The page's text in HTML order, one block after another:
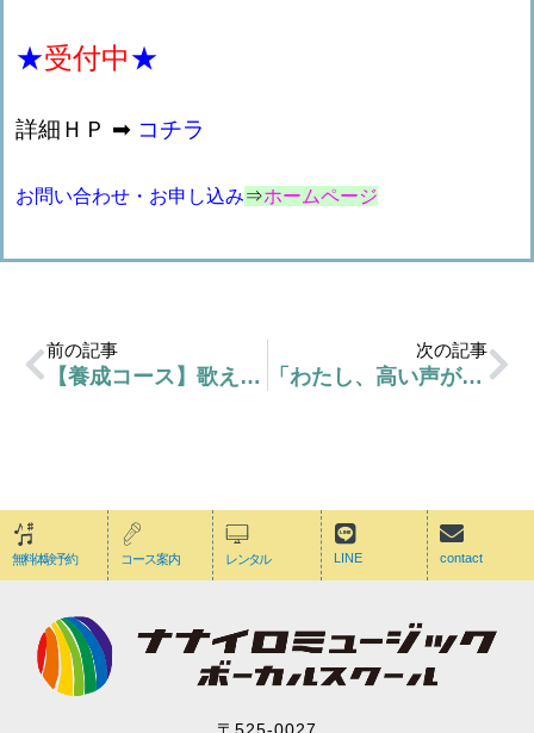
★受付中★
詳細ＨＰ ➡ コチラ
お問い合わせ・お申し込み⇒ホームページ
前の記事
【養成コース】歌えるからって良い講師とは限らない
次の記事
「わたし、高い声がでないんです。」
無料体験予約 コース案内 レンタル LINE contact